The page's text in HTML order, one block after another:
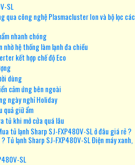
SL
qua công nghệ Plasmacluster Ion và bộ lọc các
nhanh chóng
hệ thống làm lạnh đa chiều
kết hợp chế độ Eco
dùng
cảm ứng bên ngoài
ngày nghỉ Holiday
quả giữ ẩm
tủ khi mở cửa quá lâu
tủ lạnh Sharp SJ-FXP480V-SL ở đâu giá rẻ ?
Tủ lạnh Sharp SJ-FXP480V-SL Điện máy xanh,
SL